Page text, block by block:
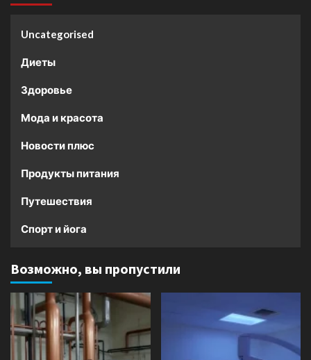
Uncategorised
Диеты
Здоровье
Мода и красота
Новости плюс
Продукты питания
Путешествия
Спорт и йога
Возможно, вы пропустили